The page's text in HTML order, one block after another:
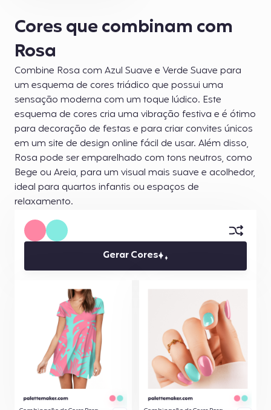
Cores que combinam com
Rosa
Combine Rosa com Azul Suave e Verde Suave para
um esquema de cores triádico que possui uma
sensação moderna com um toque lúdico. Este
esquema de cores cria uma vibração festiva e é ótimo
para decoração de festas e para criar convites únicos
em um site de design online fácil de usar. Além disso,
Rosa pode ser emparelhado com tons neutros, como
Bege ou Areia, para um visual mais suave e acolhedor,
ideal para quartos infantis ou espaços de
relaxamento.
Gerar Cores